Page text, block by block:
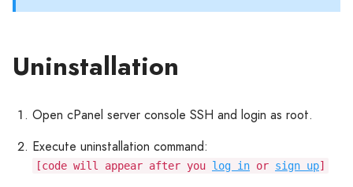
Uninstallation
Open cPanel server console SSH and login as root.
Execute uninstallation command:
[code will appear after you log in or sign up]